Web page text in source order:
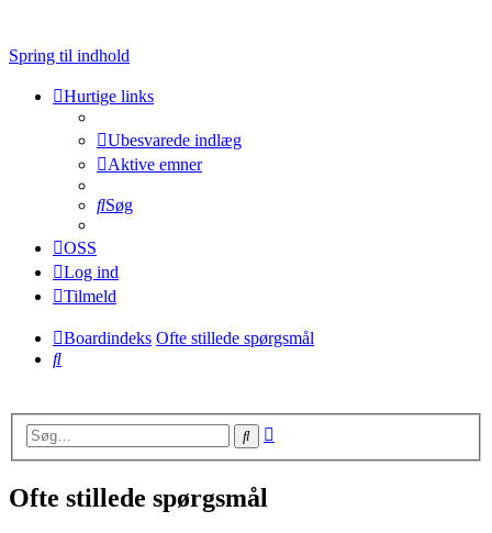
Spring til indhold
Hurtige links
Ubesvarede indlæg
Aktive emner
Søg
OSS
Log ind
Tilmeld
Boardindeks Ofte stillede spørgsmål
Søg
Søg
Ofte stillede spørgsmål